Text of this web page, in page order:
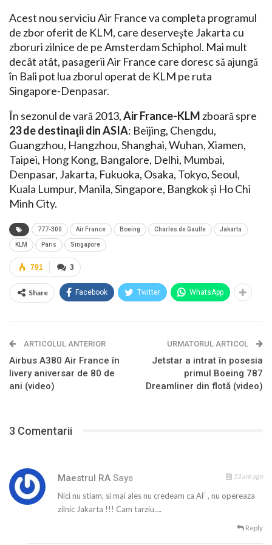
Acest nou serviciu Air France va completa programul
de zbor oferit de KLM, care deserveşte Jakarta cu
zboruri zilnice de pe Amsterdam Schiphol. Mai mult
decât atât, pasagerii Air France care doresc să ajungă
în Bali pot lua zborul operat de KLM pe ruta
Singapore-Denpasar.
În sezonul de vară 2013,Air France-KLM zboară spre
23 de destinaţii din ASIA: Beijing, Chengdu,
Guangzhou, Hangzhou, Shanghai, Wuhan, Xiamen,
Taipei, Hong Kong, Bangalore, Delhi, Mumbai,
Denpasar, Jakarta, Fukuoka, Osaka, Tokyo, Seoul,
Kuala Lumpur, Manila, Singapore, Bangkok şi Ho Chi
Minh City.
777-300 Air France Boeing Charles de Gaulle Jakarta
KLM Paris Singapore
3
791
Share Facebook Twitter WhatsApp
ARTICOLUL ANTERIOR
Airbus A380 Air France în
livery aniversar de 80 de
ani (video)
URMATORUL ARTICOL
Jetstar a intrat în posesia
primul Boeing 787
Dreamliner din flotă (video)
3 Comentarii
Maestrul RA Says 13 ani ago
Nici nu stiam, si mai ales nu credeam ca AF , nu opereaza
zilnic Jakarta !!! Cam tarziu….
Reply